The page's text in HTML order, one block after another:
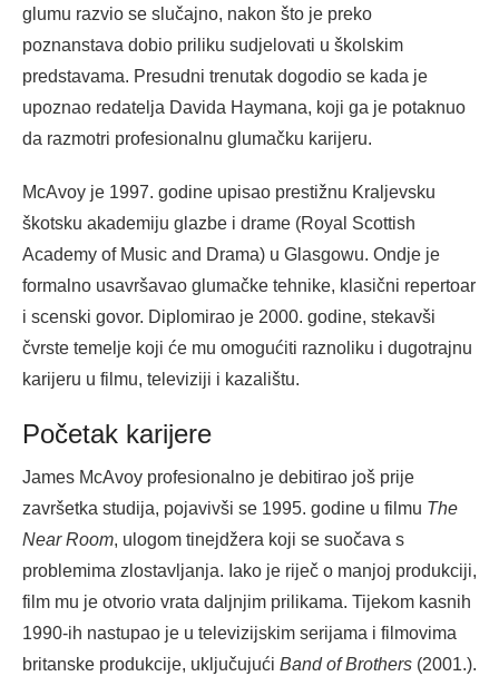
glumu razvio se slučajno, nakon što je preko
poznanstava dobio priliku sudjelovati u školskim
predstavama. Presudni trenutak dogodio se kada je
upoznao redatelja Davida Haymana, koji ga je potaknuo
da razmotri profesionalnu glumačku karijeru.
McAvoy je 1997. godine upisao prestižnu Kraljevsku
škotsku akademiju glazbe i drame (Royal Scottish
Academy of Music and Drama) u Glasgowu. Ondje je
formalno usavršavao glumačke tehnike, klasični repertoar
i scenski govor. Diplomirao je 2000. godine, stekavši
čvrste temelje koji će mu omogućiti raznoliku i dugotrajnu
karijeru u filmu, televiziji i kazalištu.
Početak karijere
James McAvoy profesionalno je debitirao još prije
završetka studija, pojavivši se 1995. godine u filmu The
Near Room, ulogom tinejdžera koji se suočava s
problemima zlostavljanja. Iako je riječ o manjoj produkciji,
film mu je otvorio vrata daljnjim prilikama. Tijekom kasnih
1990-ih nastupao je u televizijskim serijama i filmovima
britanske produkcije, uključujući Band of Brothers (2001.).